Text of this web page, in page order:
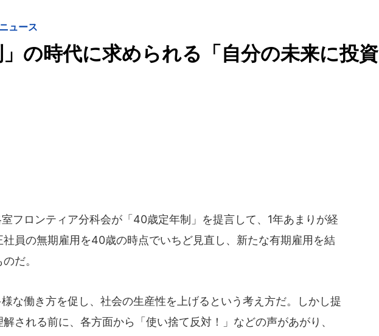
ュース
」の時代に求められる「自分の未来に投資
フロンティア分科会が「40歳定年制」を提言して、1年あまりが経
員の無期雇用を40歳の時点でいちど見直し、新たな有期雇用を結
だ。
な働き方を促し、社会の生産性を上げるという考え方だ。しかし提
される前に、各方面から「使い捨て反対！」などの声があがり、